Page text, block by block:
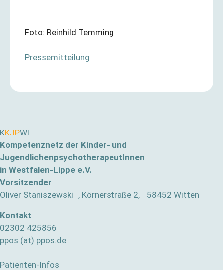
Foto: Reinhild Temming
Pressemitteilung
KKJPWL
Kompetenznetz der Kinder- und
JugendlichenpsychotherapeutInnen
in Westfalen-Lippe e.V.
Vorsitzender
Oliver Staniszewski , Körnerstraße 2, 58452 Witten
Kontakt
02302 425856
ppos (at) ppos.de
Patienten-Infos